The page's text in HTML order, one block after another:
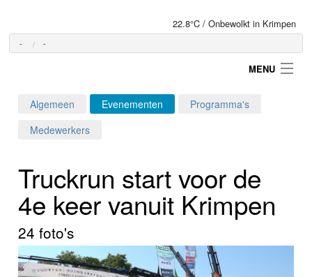
22.8°C / Onbewolkt in Krimpen
- -
MENU
Programma's
Foto's
Algemeen Evenementen
Programma's
Medewerkers
Truckrun start voor de
4e keer vanuit Krimpen
24 foto's